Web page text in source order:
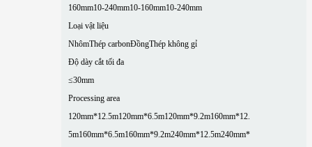
160mm10-240mm10-160mm10-240mm
Loại vật liệu
NhômThép carbonĐồngThép không gỉ
Độ dày cắt tối đa
≤30mm
Processing area
120mm*12.5m120mm*6.5m120mm*9.2m160mm*12.
5m160mm*6.5m160mm*9.2m240mm*12.5m240mm*